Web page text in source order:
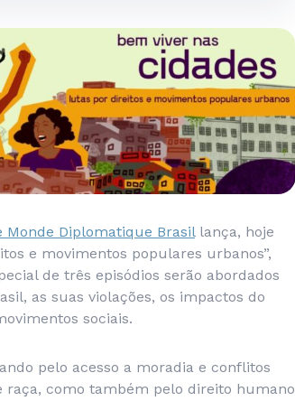
Monde Diplomatique Brasillança, hoje
e movimentos populares urbanos”,
de três episódios serão abordados
as suas violações, os impactos do
sociais.
pelo acesso a moradia e conflitos
como também pelo direito humano